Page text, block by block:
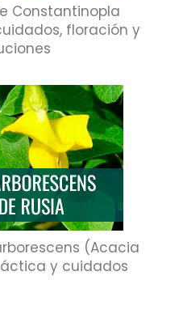
Constantinopla
floración y
(Acacia
y cuidados